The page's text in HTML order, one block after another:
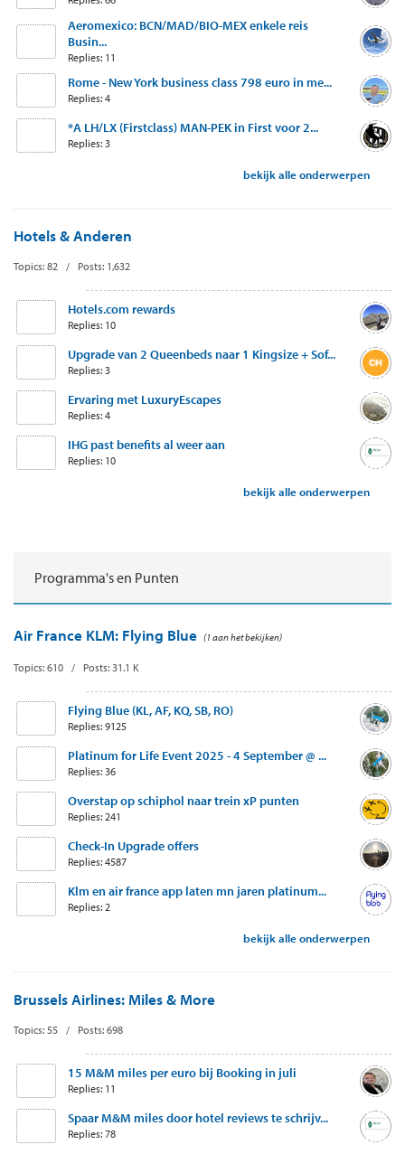
Aeromexico: BCN/MAD/BIO-MEX enkele reis
Busin...
Replies: 11
Rome - New York business class 798 euro in me...
Replies: 4
*A LH/LX (Firstclass) MAN-PEK in First voor 2...
Replies: 3
bekijk alle onderwerpen
Hotels & Anderen
Topics: 82 / Posts: 1,632
Hotels.com rewards
Replies: 10
Upgrade van 2 Queenbeds naar 1 Kingsize + Sof...
Replies: 3
Ervaring met LuxuryEscapes
Replies: 4
IHG past benefits al weer aan
Replies: 10
bekijk alle onderwerpen
Programma's en Punten
Air France KLM: Flying Blue (1 aan het bekijken)
Topics: 610 / Posts: 31.1 K
Flying Blue (KL, AF, KQ, SB, RO)
Replies: 9125
Platinum for Life Event 2025 - 4 September @ ...
Replies: 36
Overstap op schiphol naar trein xP punten
Replies: 241
Check-In Upgrade offers
Replies: 4587
Klm en air france app laten mn jaren platinum...
Replies: 2
bekijk alle onderwerpen
Brussels Airlines: Miles & More
Topics: 55 / Posts: 698
15 M&M miles per euro bij Booking in juli
Replies: 11
Spaar M&M miles door hotel reviews te schrijv...
Replies: 78